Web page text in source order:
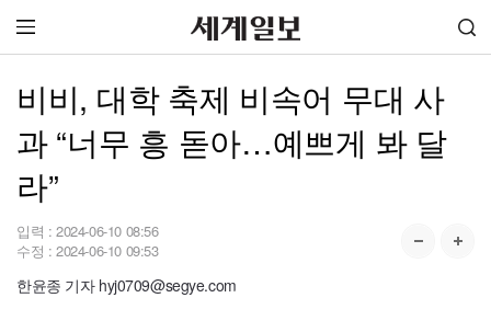
비비, 대학 축제 비속어 무대 사
과 “너무 흥 돋아…예쁘게 봐 달
라”
입력 : 2024-06-10 08:56
수정 : 2024-06-10 09:53
한윤종 기자 hyj0709@segye.com